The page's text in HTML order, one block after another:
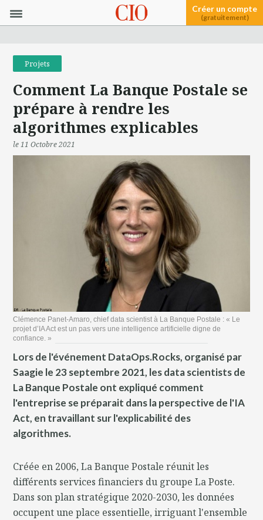
Créer un compte
(gratuitement)
Projets
Comment La Banque Postale se
prépare à rendre les
algorithmes explicables
le 11 Octobre 2021
Clémence Panet-Amaro, chief data scientist à La Banque Postale : « Le
projet d’IA Act est un pas vers une intelligence artificielle digne de
confiance. »
Lors de l'événement DataOps.Rocks, organisé par
Saagie le 23 septembre 2021, les data scientists de
La Banque Postale ont expliqué comment
l'entreprise se préparait dans la perspective de l'IA
Act, en travaillant sur l'explicabilité des
algorithmes.
Créée en 2006, La Banque Postale réunit les
différents services financiers du groupe La Poste.
Dans son plan stratégique 2020-2030, les données
occupent une place essentielle, irriguant l'ensemble